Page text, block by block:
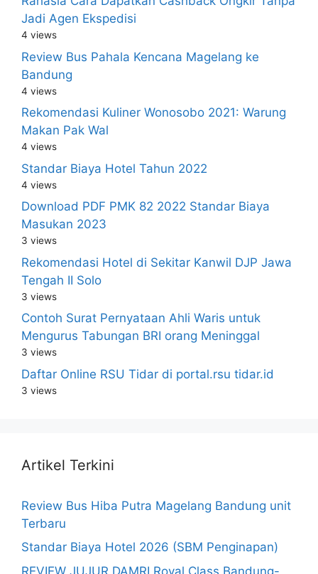
Jadi Agen Ekspedisi
4 views
Review Bus Pahala Kencana Magelang ke
Bandung
4 views
Rekomendasi Kuliner Wonosobo 2021: Warung
Makan Pak Wal
4 views
Standar Biaya Hotel Tahun 2022
4 views
Download PDF PMK 82 2022 Standar Biaya
Masukan 2023
3 views
Rekomendasi Hotel di Sekitar Kanwil DJP Jawa
Tengah II Solo
3 views
Contoh Surat Pernyataan Ahli Waris untuk
Mengurus Tabungan BRI orang Meninggal
3 views
Daftar Online RSU Tidar di portal.rsu tidar.id
3 views
Artikel Terkini
Review Bus Hiba Putra Magelang Bandung unit
Terbaru
Standar Biaya Hotel 2026 (SBM Penginapan)
REVIEW JUJUR DAMRI Royal Class Bandung-